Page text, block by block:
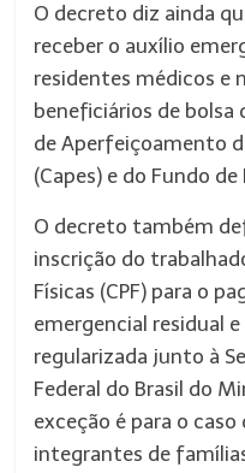
O decreto diz ainda
receber o auxílio
residentes médicos e
beneficiários de bolsa
de Aperfeiçoamento
(Capes) e do Fundo
O decreto também
inscrição do
Físicas (CPF) para o
emergencial residual
regularizada junto à
Federal do Brasil do
exceção é para o
integrantes de